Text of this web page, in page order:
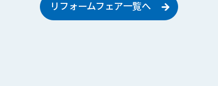
10：00～
（株）匠工房 リフォームフェア
リフォームフェア一覧へ